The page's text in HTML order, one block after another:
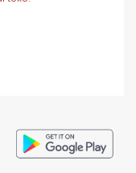
Petamburan. Jakarta
kami.
toko!